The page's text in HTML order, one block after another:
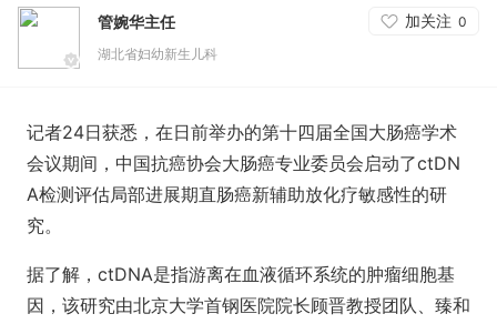
管婉华主任 加关注 0
湖北省妇幼新生儿科
记者24日获悉，在日前举办的第十四届全国大肠癌学术
会议期间，中国抗癌协会大肠癌专业委员会启动了ctDN
A检测评估局部进展期直肠癌新辅助放化疗敏感性的研
究。
据了解，ctDNA是指游离在血液循环系统的肿瘤细胞基
因，该研究由北京大学首钢医院院长顾晋教授团队、臻和